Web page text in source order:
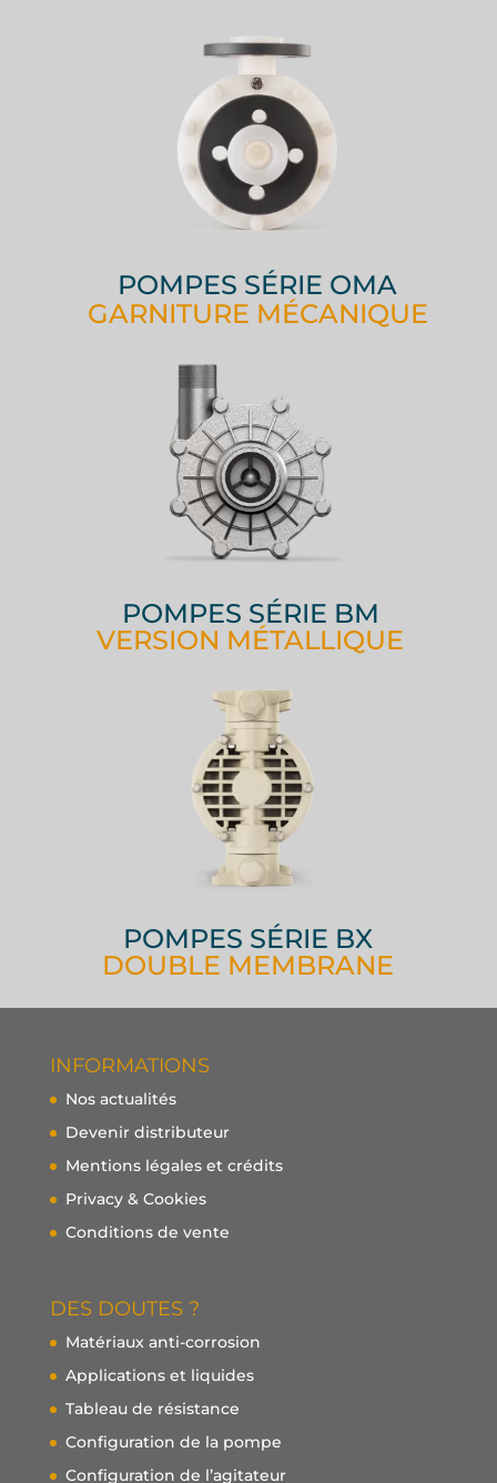
POMPES SÉRIE OMA
GARNITURE MÉCANIQUE
POMPES SÉRIE BM
VERSION MÉTALLIQUE
POMPES SÉRIE BX
DOUBLE MEMBRANE
INFORMATIONS
Nos actualités
Devenir distributeur
Mentions légales et crédits
Privacy & Cookies
Conditions de vente
DES DOUTES ?
Matériaux anti-corrosion
Applications et liquides
Tableau de résistance
Configuration de la pompe
Configuration de l’agitateur